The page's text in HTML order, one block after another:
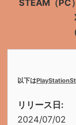
STEAM（PC
以下は
リリース日:
2024/07/02